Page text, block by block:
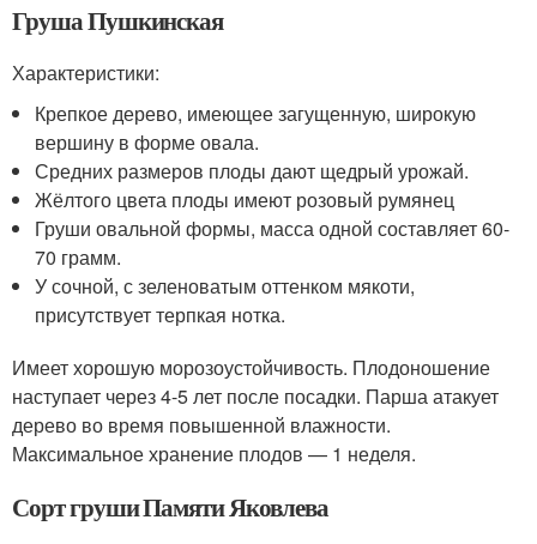
Груша Пушкинская
Характеристики:
Крепкое дерево, имеющее загущенную, широкую
вершину в форме овала.
Средних размеров плоды дают щедрый урожай.
Жёлтого цвета плоды имеют розовый румянец
Груши овальной формы, масса одной составляет 60-
70 грамм.
У сочной, с зеленоватым оттенком мякоти,
присутствует терпкая нотка.
Имеет хорошую морозоустойчивость. Плодоношение
наступает через 4-5 лет после посадки. Парша атакует
дерево во время повышенной влажности.
Максимальное хранение плодов — 1 неделя.
Сорт груши Памяти Яковлева